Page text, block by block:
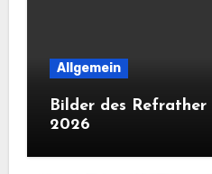
Allgemein
Bilder des Refrather
2026